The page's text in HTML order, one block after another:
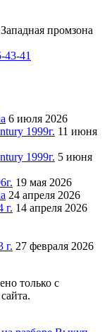
промзона
43-41
6 июля 2026
1999г. 11 июня
1999г. 5 июня
19 мая 2026
24 апреля 2026
г. 14 апреля 2026
г. 27 февраля 2026
только с